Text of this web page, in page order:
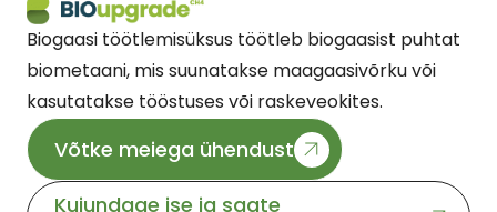
Biogaasi töötlemisüksus töötleb biogaasist puhtat
biometaani, mis suunatakse maagaasivõrku või
kasutatakse tööstuses või raskeveokites.
Võtke meiega ühendust
Kujundage ise ja saate